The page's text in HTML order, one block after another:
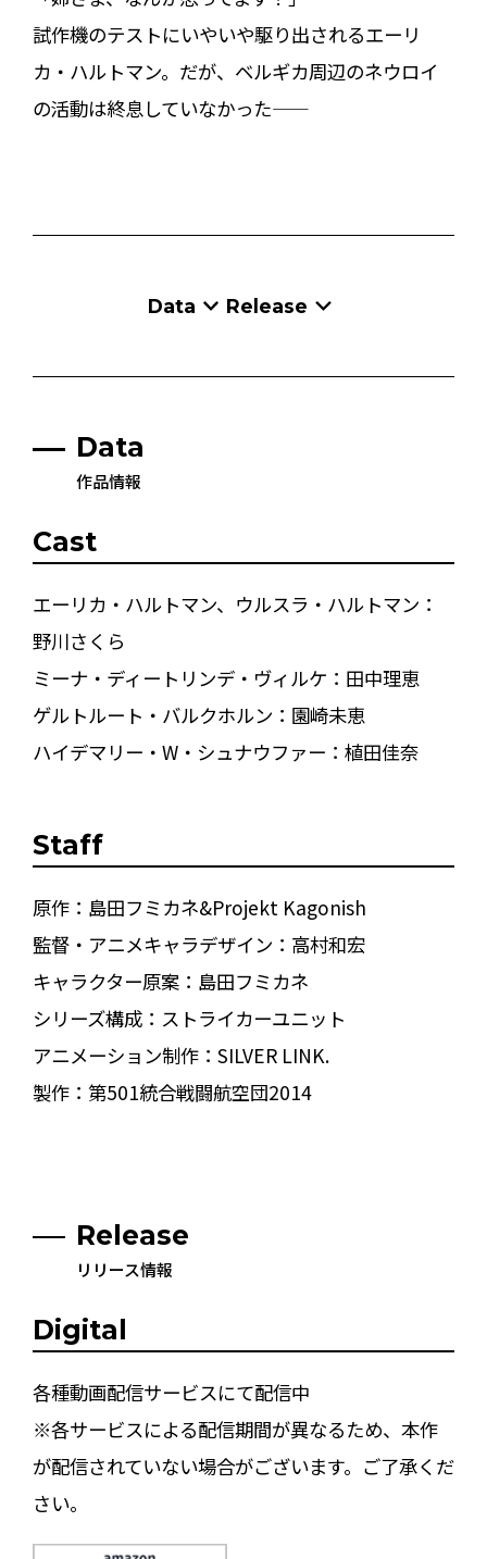
試作機のテストにいやいや駆り出されるエーリ
カ・ハルトマン。だが、ベルギカ周辺のネウロイ
の活動は終息していなかった——
Data Release
Data
作品情報
Cast
エーリカ・ハルトマン、ウルスラ・ハルトマン：
野川さくら
ミーナ・ディートリンデ・ヴィルケ：田中理恵
ゲルトルート・バルクホルン：園崎未恵
ハイデマリー・W・シュナウファー：植田佳奈
Staff
原作：島田フミカネ&Projekt Kagonish
監督・アニメキャラデザイン：高村和宏
キャラクター原案：島田フミカネ
シリーズ構成：ストライカーユニット
アニメーション制作：SILVER LINK.
製作：第501統合戦闘航空団2014
Release
リリース情報
Digital
各種動画配信サービスにて配信中
※各サービスによる配信期間が異なるため、本作
が配信されていない場合がございます。ご了承くだ
さい。